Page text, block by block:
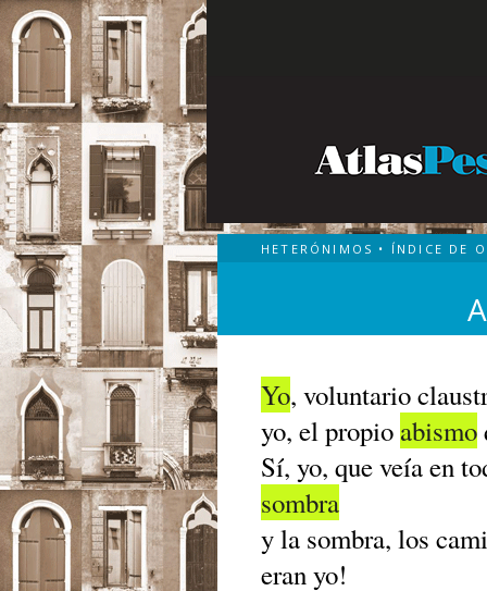
HETERÓNIMOS • ÍNDICE DE
Yo, voluntario
yo, el propio abismo
Sí, yo, que veía en
sombra
y la sombra, los
eran yo!